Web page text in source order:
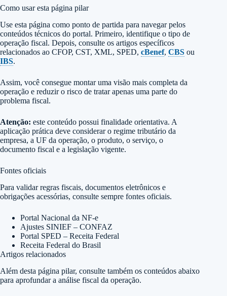
Como usar esta página pilar
Use esta página como ponto de partida para navegar pelos
conteúdos técnicos do portal. Primeiro, identifique o tipo de
operação fiscal. Depois, consulte os artigos específicos
relacionados ao CFOP, CST, XML, SPED, cBenef, CBS ou
IBS.
Assim, você consegue montar uma visão mais completa da
operação e reduzir o risco de tratar apenas uma parte do
problema fiscal.
Atenção: este conteúdo possui finalidade orientativa. A
aplicação prática deve considerar o regime tributário da
empresa, a UF da operação, o produto, o serviço, o
documento fiscal e a legislação vigente.
Fontes oficiais
Para validar regras fiscais, documentos eletrônicos e
obrigações acessórias, consulte sempre fontes oficiais.
Portal Nacional da NF-e
Ajustes SINIEF – CONFAZ
Portal SPED – Receita Federal
Receita Federal do Brasil
Artigos relacionados
Além desta página pilar, consulte também os conteúdos abaixo
para aprofundar a análise fiscal da operação.